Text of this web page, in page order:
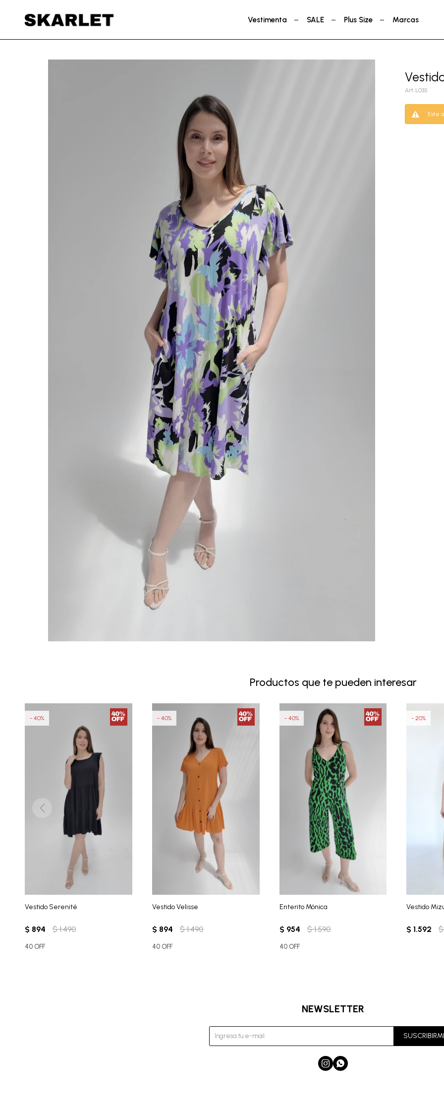
Vestimenta SALE Plus Size Marcas
L035
Este
Productos que te pueden interesar
Vestido Serenité
$ 894 $ 1.490
40
40 OFF
Vestido Velisse
$ 894 $ 1.490
40
40 OFF
Enterito Mónica
$ 954 $ 1.590
40
40 OFF
Vestido
$ 1.592 $
20
NEWSLETTER
 